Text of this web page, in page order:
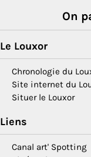
On
Le Louxor
Chronologie du
Site internet du
Situer le Louxor
Liens
Canal art' Spotting